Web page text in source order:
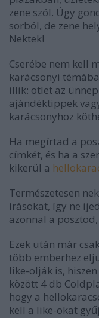
zene szól. Úgy
sorból, de zene
Nektek!
Cserébe nem kell
karácsonyi
illik: ötlet az
ajándéktippek
karácsonyhoz
Ha megírtad a
címkét, és ha a
kikerül a
Természetesen
írásokat, így ne
azonnal a
Ezek után már
több emberhez
like-olják is,
között 4 db
hogy a
kell a like-okat